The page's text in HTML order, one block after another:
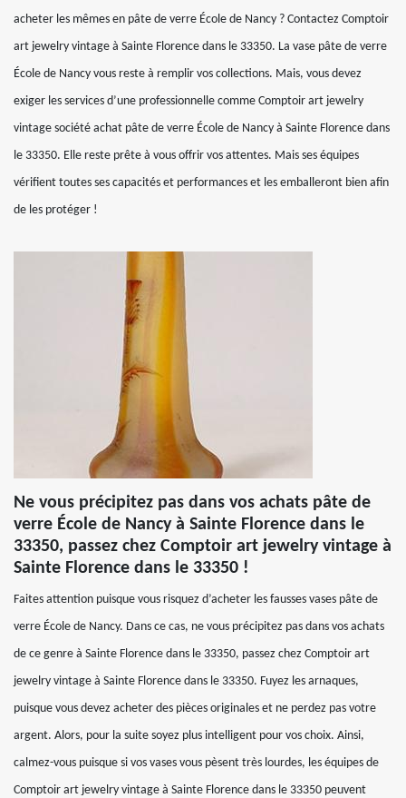
acheter les mêmes en pâte de verre École de Nancy ? Contactez Comptoir
art jewelry vintage à Sainte Florence dans le 33350. La vase pâte de verre
École de Nancy vous reste à remplir vos collections. Mais, vous devez
exiger les services d’une professionnelle comme Comptoir art jewelry
vintage société achat pâte de verre École de Nancy à Sainte Florence dans
le 33350. Elle reste prête à vous offrir vos attentes. Mais ses équipes
vérifient toutes ses capacités et performances et les emballeront bien afin
de les protéger !
Ne vous précipitez pas dans vos achats pâte de
verre École de Nancy à Sainte Florence dans le
33350, passez chez Comptoir art jewelry vintage à
Sainte Florence dans le 33350 !
Faites attention puisque vous risquez d’acheter les fausses vases pâte de
verre École de Nancy. Dans ce cas, ne vous précipitez pas dans vos achats
de ce genre à Sainte Florence dans le 33350, passez chez Comptoir art
jewelry vintage à Sainte Florence dans le 33350. Fuyez les arnaques,
puisque vous devez acheter des pièces originales et ne perdez pas votre
argent. Alors, pour la suite soyez plus intelligent pour vos choix. Ainsi,
calmez-vous puisque si vos vases vous pèsent très lourdes, les équipes de
Comptoir art jewelry vintage à Sainte Florence dans le 33350 peuvent